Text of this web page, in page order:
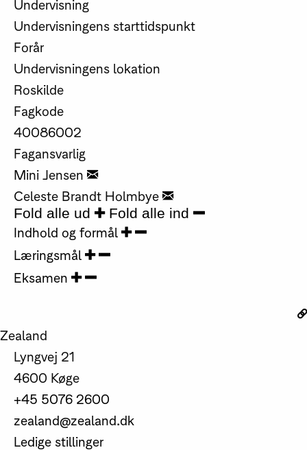
Undervisning
Undervisningens starttidspunkt
Forår
Undervisningens lokation
Roskilde
Fagkode
40086002
Fagansvarlig
Mini Jensen
Celeste Brandt Holmbye
Fold alle ud Fold alle ind
Indhold og formål
Læringsmål
Eksamen
Zealand
Lyngvej 21
4600 Køge
+45 5076 2600
zealand@zealand.dk
Ledige stillinger